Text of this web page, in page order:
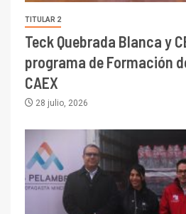
TITULAR 2
Teck Quebrada Blanca y
programa de Formación
CAEX
28 julio, 2026